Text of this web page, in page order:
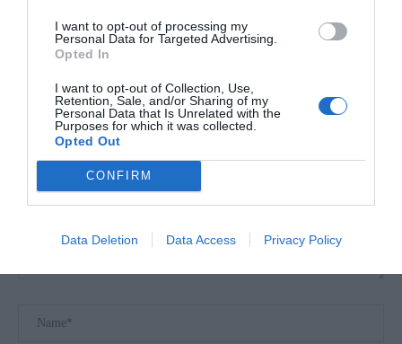
I want to opt-out of processing my
Personal Data for Targeted Advertising.
Opted In
I want to opt-out of Collection, Use,
Retention, Sale, and/or Sharing of my
Personal Data that Is Unrelated with the
Purposes for which it was collected.
Opted Out
CONFIRM
Data Deletion Data Access Privacy Policy
24 de Julho, 2026
LEAVE A COMMENT